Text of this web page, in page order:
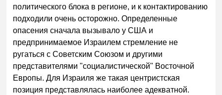
политического блока в регионе, и к контактированию
подходили очень осторожно. Определенные
опасения сначала вызывало у США и
предпринимаемое Израилем стремление не
ругаться с Советским Союзом и другими
представителями "социалистической" Восточной
Европы. Для Израиля же такая центристская
позиция представлялась наиболее адекватной.